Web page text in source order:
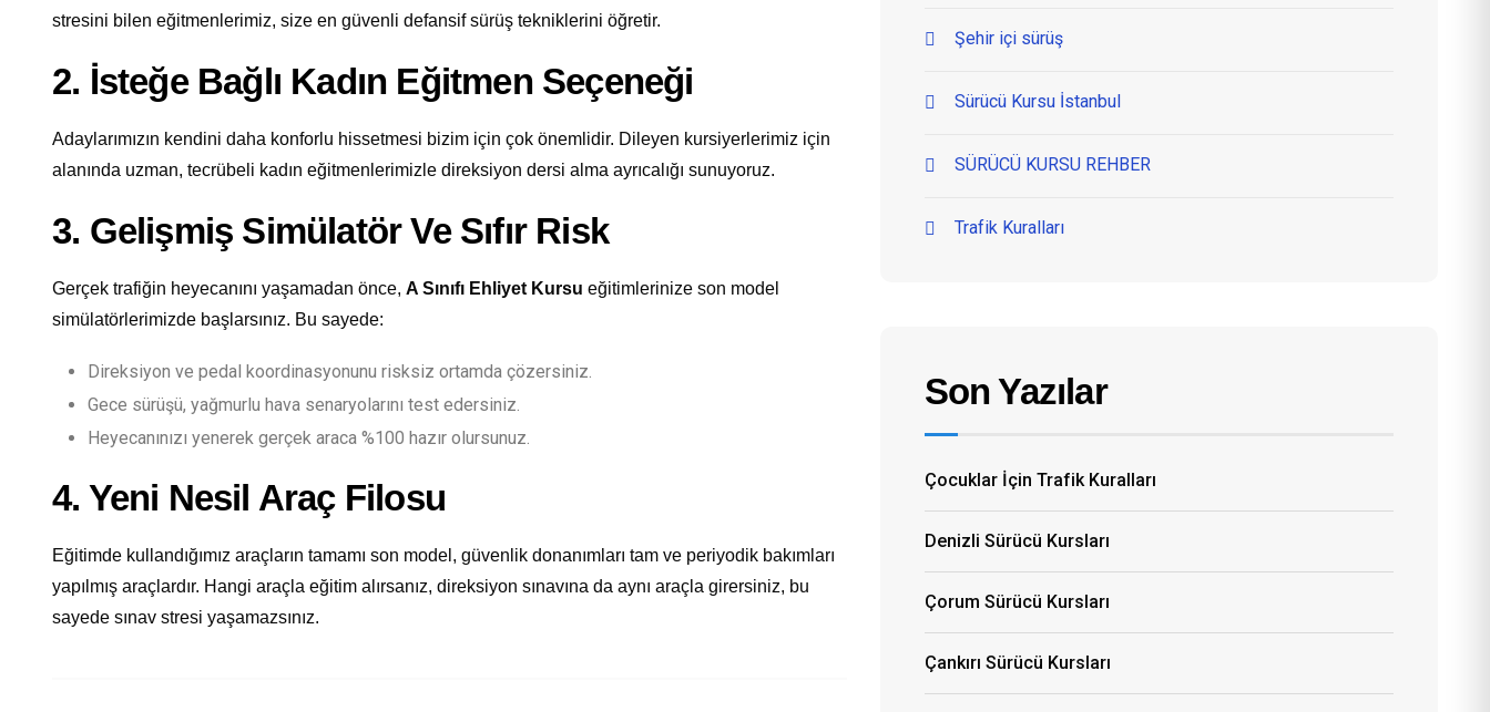
stresini bilen eğitmenlerimiz, size en güvenli defansif sürüş tekniklerini öğretir.
2. İsteğe Bağlı Kadın Eğitmen Seçeneği
Adaylarımızın kendini daha konforlu hissetmesi bizim için çok önemlidir. Dileyen kursiyerlerimiz için
alanında uzman, tecrübeli kadın eğitmenlerimizle direksiyon dersi alma ayrıcalığı sunuyoruz.
3. Gelişmiş Simülatör Ve Sıfır Risk
Gerçek trafiğin heyecanını yaşamadan önce, A Sınıfı Ehliyet Kursu eğitimlerinize son model
simülatörlerimizde başlarsınız. Bu sayede:
Direksiyon ve pedal koordinasyonunu risksiz ortamda çözersiniz.
Gece sürüşü, yağmurlu hava senaryolarını test edersiniz.
Heyecanınızı yenerek gerçek araca %100 hazır olursunuz.
4. Yeni Nesil Araç Filosu
Eğitimde kullandığımız araçların tamamı son model, güvenlik donanımları tam ve periyodik bakımları
yapılmış araçlardır. Hangi araçla eğitim alırsanız, direksiyon sınavına da aynı araçla girersiniz, bu
sayede sınav stresi yaşamazsınız.
Şehir içi sürüş
Sürücü Kursu İstanbul
SÜRÜCÜ KURSU REHBER
Trafik Kuralları
Son Yazılar
Çocuklar İçin Trafik Kuralları
Denizli Sürücü Kursları
Çorum Sürücü Kursları
Çankırı Sürücü Kursları